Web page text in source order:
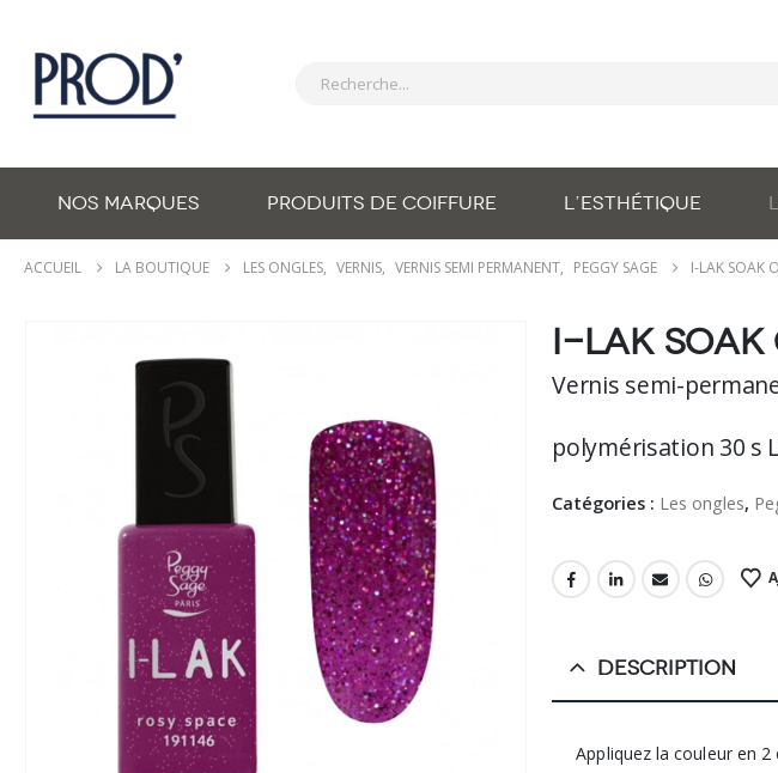
NOS MARQUES PRODUITS DE COIFFURE L’ESTHÉTIQUE
ACCUEIL LA BOUTIQUE LES ONGLES, VERNIS, VERNIS SEMI PERMANENT, PEGGY SAGE I-LAK SOAK
I-LAK
Vernis semi-
polymérisation 30 s
Catégories : Les ongles,
DESCRIPTION
Appliquez la couleur en